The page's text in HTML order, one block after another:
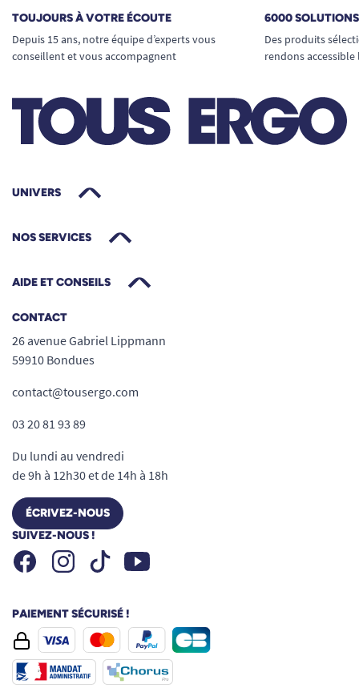
TOUJOURS À VOTRE ÉCOUTE
Depuis 15 ans, notre équipe d’experts vous
conseillent et vous accompagnent
6000
Des produits
rendons
UNIVERS
NOS SERVICES
AIDE ET CONSEILS
CONTACT
26 avenue Gabriel Lippmann
59910 Bondues
contact@tousergo.com
03 20 81 93 89
Du lundi au vendredi
de 9h à 12h30 et de 14h à 18h
ÉCRIVEZ-NOUS
SUIVEZ-NOUS !
FacebookInstagramTiktok Youtube
PAIEMENT SÉCURISÉ !